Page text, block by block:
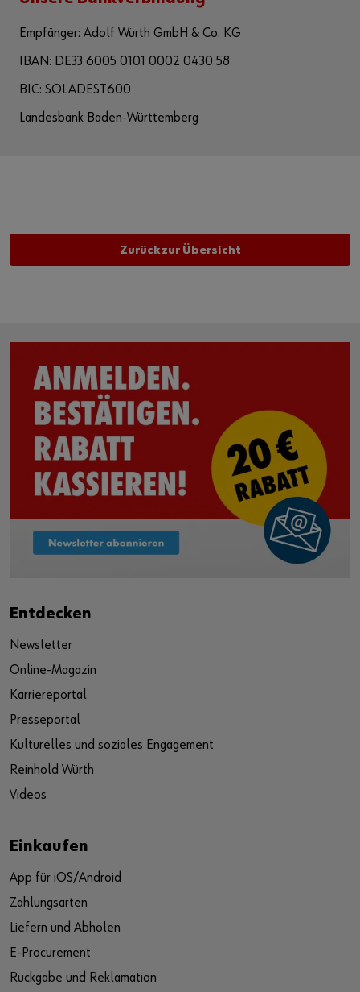
Empfänger: Adolf Würth GmbH & Co. KG
IBAN: DE33 6005 0101 0002 0430 58
BIC: SOLADEST600
Landesbank Baden-Württemberg
Zurück zur Übersicht
Entdecken
Newsletter
Online-Magazin
Karriereportal
Presseportal
Kulturelles und soziales Engagement
Reinhold Würth
Videos
Einkaufen
App für iOS/Android
Zahlungsarten
Liefern und Abholen
E-Procurement
Rückgabe und Reklamation